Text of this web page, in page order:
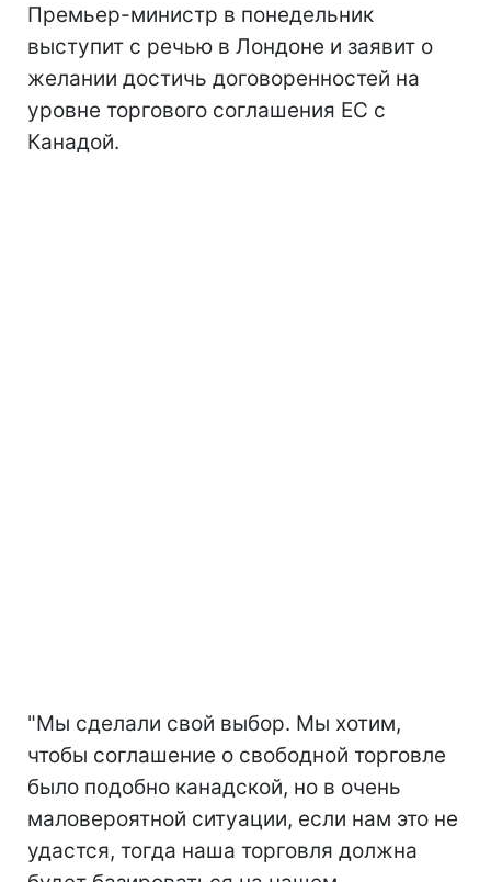
Премьер-министр в понедельник
выступит с речью в Лондоне и заявит о
желании достичь договоренностей на
уровне торгового соглашения ЕС с
Канадой.
"Мы сделали свой выбор. Мы хотим,
чтобы соглашение о свободной торговле
было подобно канадской, но в очень
маловероятной ситуации, если нам это не
удастся, тогда наша торговля должна